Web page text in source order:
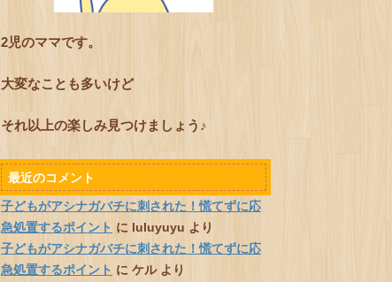
2児のママです。
大変なことも多いけど
それ以上の楽しみ見つけましょう♪
最近のコメント
子どもがアシナガバチに刺された！慌てずに応
急処置するポイント に luluyuyu より
子どもがアシナガバチに刺された！慌てずに応
急処置するポイント に ケルより